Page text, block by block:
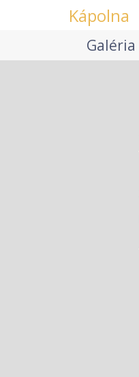
Kápolna
Galéria